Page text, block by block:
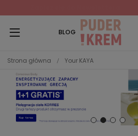
BLOG
Strona główna Your KAYA